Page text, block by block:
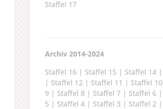
Staffel 17
Archiv 2014-2024
Staffel 16 | Staffel 15 | Staffel 14 |
| Staffel 12 | Staffel 11 | Staffel 10
9 | Staffel 8 | Staffel 7 | Staffel 6 |
5 | Staffel 4 | Staffel 3 | Staffel 2 |